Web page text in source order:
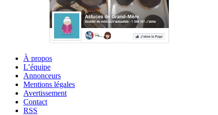
À propos
L’équipe
Annonceurs
Mentions légales
Avertissement
Contact
RSS